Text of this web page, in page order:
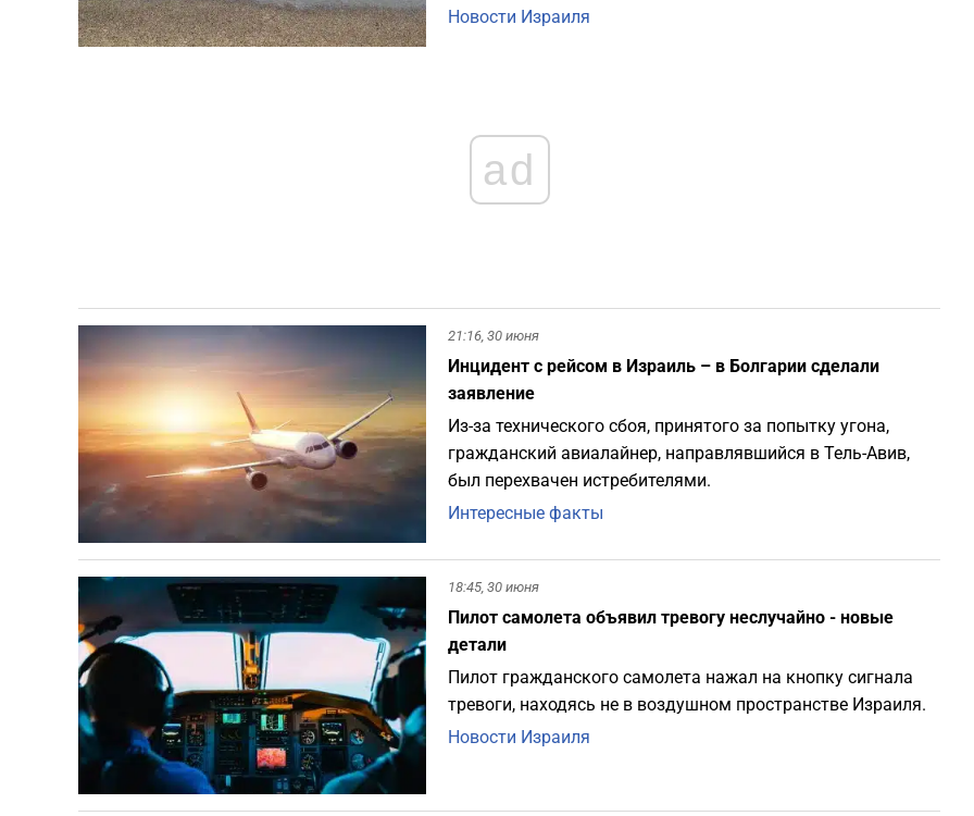
Новости Израиля
ad
21:16, 30 июня
Инцидент с рейсом в Израиль – в Болгарии сделали
заявление
Из-за технического сбоя, принятого за попытку угона,
гражданский авиалайнер, направлявшийся в Тель-Авив,
был перехвачен истребителями.
Интересные факты
18:45, 30 июня
Пилот самолета объявил тревогу неслучайно - новые
детали
Пилот гражданского самолета нажал на кнопку сигнала
тревоги, находясь не в воздушном пространстве Израиля.
Новости Израиля